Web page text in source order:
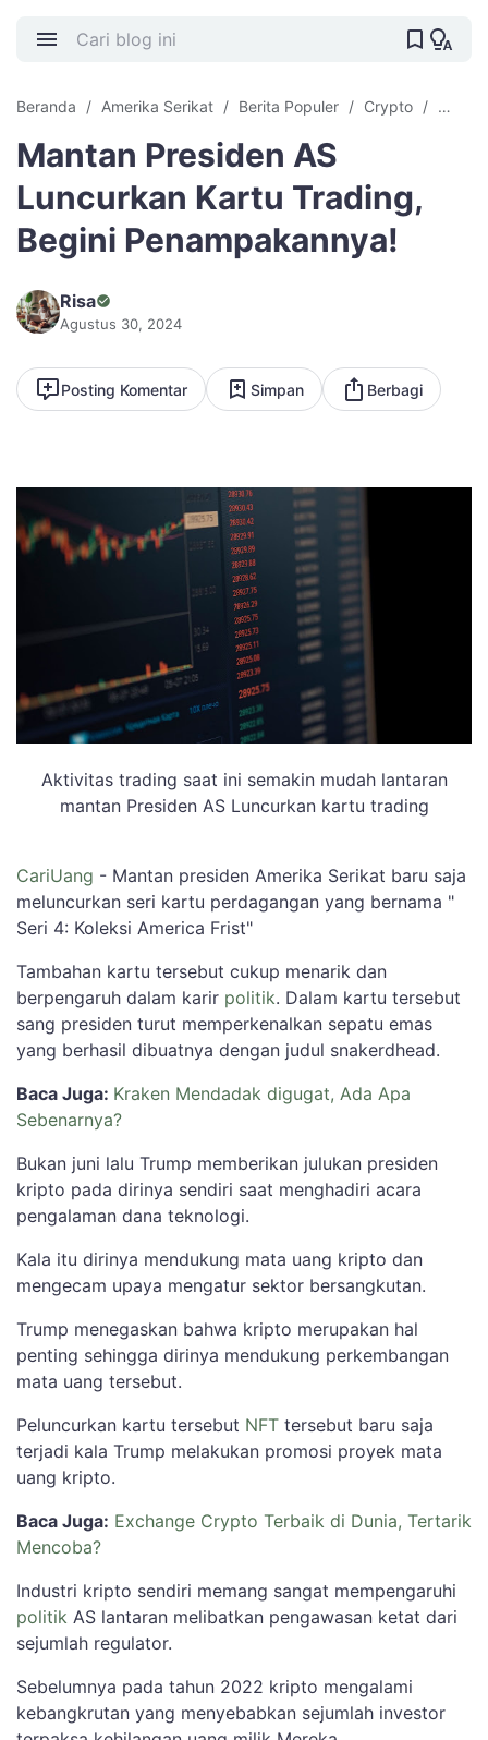
Beranda Amerika Serikat Berita Populer Crypto
Mantan Presiden AS
Luncurkan Kartu Trading,
Begini Penampakannya!
Risa
Agustus 30, 2024
Posting Komentar Simpan Berbagi
Aktivitas trading saat ini semakin mudah lantaran
mantan Presiden AS Luncurkan kartu trading
CariUang - Mantan presiden Amerika Serikat baru saja
meluncurkan seri kartu perdagangan yang bernama "
Seri 4: Koleksi America Frist"
Tambahan kartu tersebut cukup menarik dan
berpengaruh dalam karir politik. Dalam kartu tersebut
sang presiden turut memperkenalkan sepatu emas
yang berhasil dibuatnya dengan judul snakerdhead.
Baca Juga: Kraken Mendadak digugat, Ada Apa
Sebenarnya?
Bukan juni lalu Trump memberikan julukan presiden
kripto pada dirinya sendiri saat menghadiri acara
pengalaman dana teknologi.
Kala itu dirinya mendukung mata uang kripto dan
mengecam upaya mengatur sektor bersangkutan.
Trump menegaskan bahwa kripto merupakan hal
penting sehingga dirinya mendukung perkembangan
mata uang tersebut.
Peluncurkan kartu tersebut NFT tersebut baru saja
terjadi kala Trump melakukan promosi proyek mata
uang kripto.
Baca Juga: Exchange Crypto Terbaik di Dunia, Tertarik
Mencoba?
Industri kripto sendiri memang sangat mempengaruhi
politik AS lantaran melibatkan pengawasan ketat dari
sejumlah regulator.
Sebelumnya pada tahun 2022 kripto mengalami
kebangkrutan yang menyebabkan sejumlah investor